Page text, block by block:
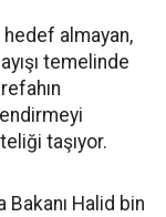
almayan,
temelinde
taşıyor.
Halid bin